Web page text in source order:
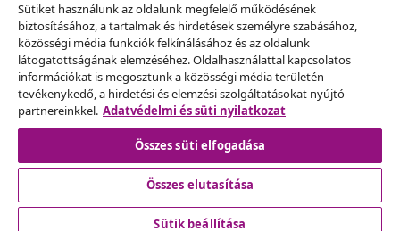
vidaXL
Fedezz fel többet
Sütiket használunk az oldalunk megfelelő működésének
biztosításához, a tartalmak és hirdetések személyre szabásához,
közösségi média funkciók felkínálásához és az oldalunk
látogatottságának elemzéséhez. Oldalhasználattal kapcsolatos
információkat is megosztunk a közösségi média területén
tevékenykedő, a hirdetési és elemzési szolgáltatásokat nyújtó
partnereinkkel. Adatvédelmi és süti nyilatkozat
Összes süti elfogadása
Összes elutasítása
Sütik beállítása